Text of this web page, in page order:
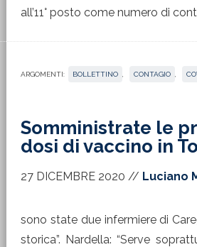
all’11° posto come numero di
ARGOMENTI: BOLLETTINO CONTAGIO
Somministrate le
dosi di vaccino in
27 DICEMBRE 2020 // Luciano
sono state due infermiere di
storica”. Nardella: “Serve